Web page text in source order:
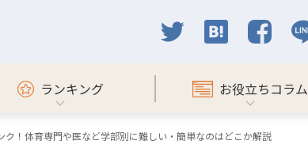
ランキング お役立ちコラム
！体育専門や医など学部別に難しい・簡単なのはどこか解説